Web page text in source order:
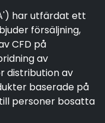
har utfärdat ett
försäljning,
CFD på
av
distribution av
baserade på
personer bosatta